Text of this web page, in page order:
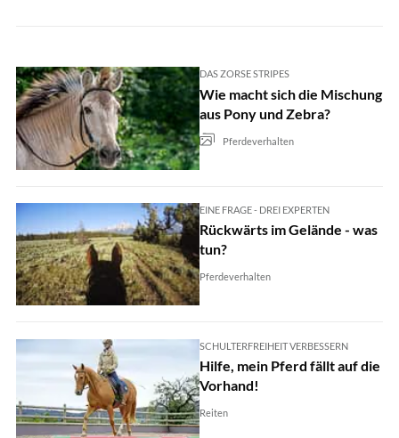
DAS ZORSE STRIPES
Wie macht sich die Mischung
aus Pony und Zebra?
Pferdeverhalten
EINE FRAGE - DREI EXPERTEN
Rückwärts im Gelände - was
tun?
Pferdeverhalten
SCHULTERFREIHEIT VERBESSERN
Hilfe, mein Pferd fällt auf die
Vorhand!
Reiten